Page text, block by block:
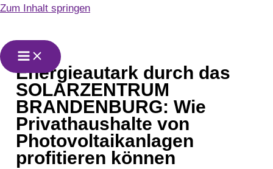
Zum Inhalt springen
Energieautark durch das
SOLARZENTRUM
BRANDENBURG: Wie
Privathaushalte von
Photovoltaikanlagen
profitieren können